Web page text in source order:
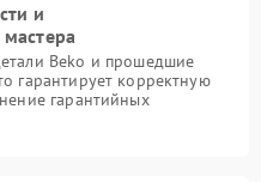
и
Beko и прошедшие
гарантирует корректную
гарантийных